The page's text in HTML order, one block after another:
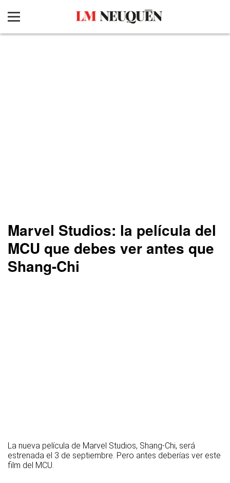
Marvel Studios: la película del
MCU que debes ver antes que
Shang-Chi
La nueva película de Marvel Studios, Shang-Chi, será
estrenada el 3 de septiembre. Pero antes deberías ver este
film del MCU.